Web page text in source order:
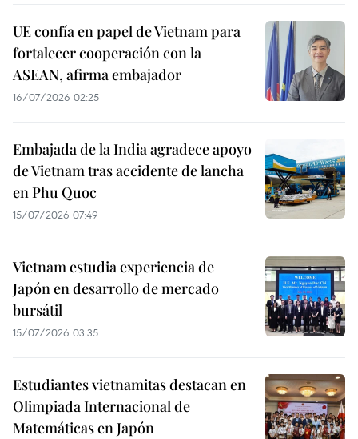
UE confía en papel de Vietnam para
fortalecer cooperación con la
ASEAN, afirma embajador
16/07/2026 02:25
Embajada de la India agradece apoyo
de Vietnam tras accidente de lancha
en Phu Quoc
15/07/2026 07:49
Vietnam estudia experiencia de
Japón en desarrollo de mercado
bursátil
15/07/2026 03:35
Estudiantes vietnamitas destacan en
Olimpiada Internacional de
Matemáticas en Japón